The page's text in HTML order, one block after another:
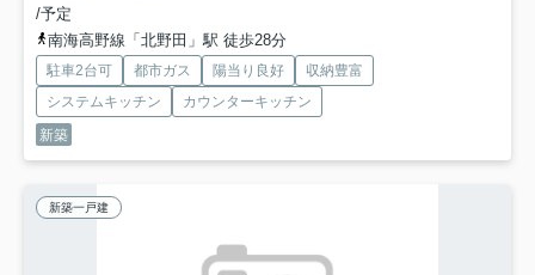
/予定
南海高野線「北野田」駅 徒歩28分
駐車2台可 都市ガス 陽当り良好
収納豊富
システムキッチン
カウンターキッチン
新築
新築一戸建